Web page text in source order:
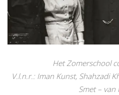
Het Zomerschool
V.l.n.r.: Iman Kunst, Shahzadi
Smet – van